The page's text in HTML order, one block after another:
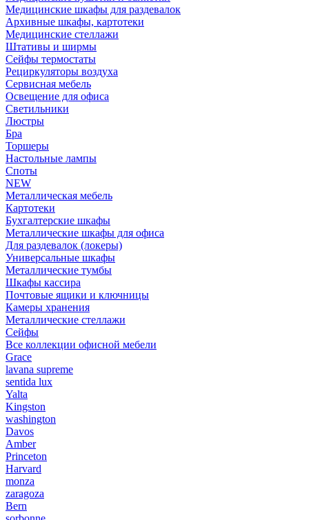
Медицинские шкафы для раздевалок
Архивные шкафы, картотеки
Медицинские стеллажи
Штативы и ширмы
Сейфы термостаты
Рециркуляторы воздуха
Сервисная мебель
Освещение для офиса
Светильники
Люстры
Бра
Торшеры
Настольные лампы
Споты
NEW
Металлическая мебель
Картотеки
Бухгалтерские шкафы
Металлические шкафы для офиса
Для раздевалок (локеры)
Универсальные шкафы
Металлические тумбы
Шкафы кассира
Почтовые ящики и ключницы
Камеры хранения
Металлические стеллажи
Сейфы
Все коллекции офисной мебели
Grace
lavana supreme
sentida lux
Yalta
Kingston
washington
Davos
Amber
Princeton
Harvard
monza
zaragoza
Bern